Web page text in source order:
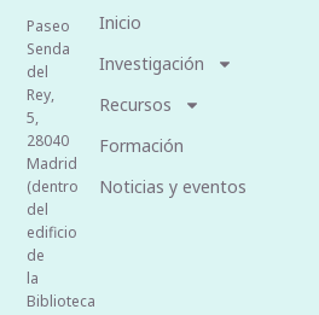
Paseo
Senda
del
Rey,
5,
28040
Madrid
(dentro
del
edificio
de
la
Biblioteca
Inicio
Investigación
Recursos
Formación
Noticias y eventos